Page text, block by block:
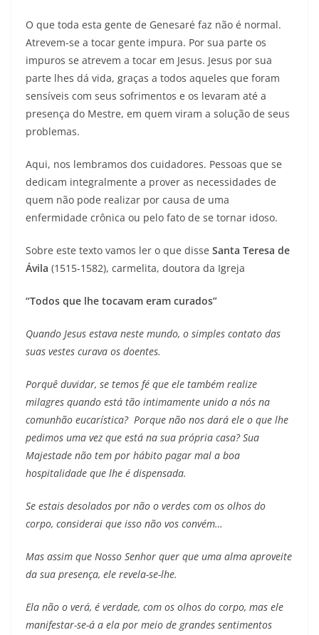
O que toda esta gente de Genesaré faz não é normal.
Atrevem-se a tocar gente impura. Por sua parte os
impuros se atrevem a tocar em Jesus. Jesus por sua
parte lhes dá vida, graças a todos aqueles que foram
sensíveis com seus sofrimentos e os levaram até a
presença do Mestre, em quem viram a solução de seus
problemas.
Aqui, nos lembramos dos cuidadores. Pessoas que se
dedicam integralmente a prover as necessidades de
quem não pode realizar por causa de uma
enfermidade crônica ou pelo fato de se tornar idoso.
Sobre este texto vamos ler o que disse Santa Teresa de
Ávila (1515-1582), carmelita, doutora da Igreja
“Todos que lhe tocavam eram curados”
Quando Jesus estava neste mundo, o simples contato das
suas vestes curava os doentes.
Porquê duvidar, se temos fé que ele também realize
milagres quando está tão intimamente unido a nós na
comunhão eucarística? Porque não nos dará ele o que lhe
pedimos uma vez que está na sua própria casa? Sua
Majestade não tem por hábito pagar mal a boa
hospitalidade que lhe é dispensada.
Se estais desolados por não o verdes com os olhos do
corpo, considerai que isso não vos convém…
Mas assim que Nosso Senhor quer que uma alma aproveite
da sua presença, ele revela-se-lhe.
Ela não o verá, é verdade, com os olhos do corpo, mas ele
manifestar-se-á a ela por meio de grandes sentimentos